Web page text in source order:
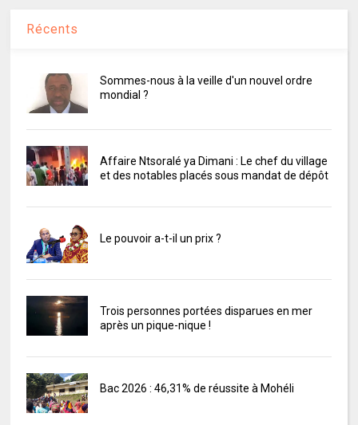
Récents
Sommes-nous à la veille d'un nouvel ordre
mondial ?
Affaire Ntsoralé ya Dimani : Le chef du village
et des notables placés sous mandat de dépôt
Le pouvoir a-t-il un prix ?
Trois personnes portées disparues en mer
après un pique-nique !
Bac 2026 : 46,31% de réussite à Mohéli